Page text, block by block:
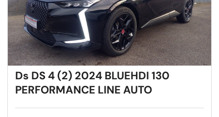
Ds DS 4 (2) 2024 BLUEHDI 130
PERFORMANCE LINE AUTO